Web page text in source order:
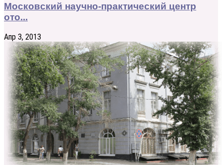
Московский научно-практический центр
ото...
Апр 3, 2013